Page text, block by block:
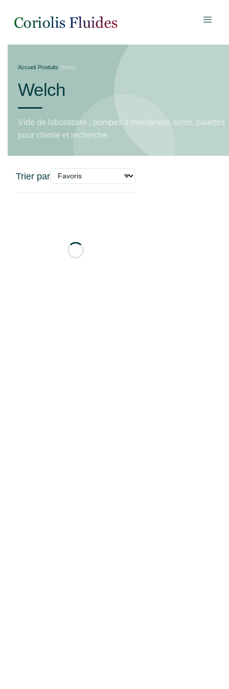
Accueil Produits Welch
Welch
Vide de laboratoire : pompes à membrane, turbo, palettes
pour chimie et recherche.
Trier par